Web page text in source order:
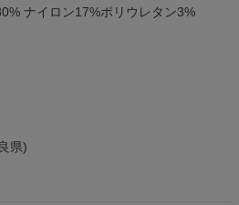
ナイロン17%ポリウレタン3%
県)